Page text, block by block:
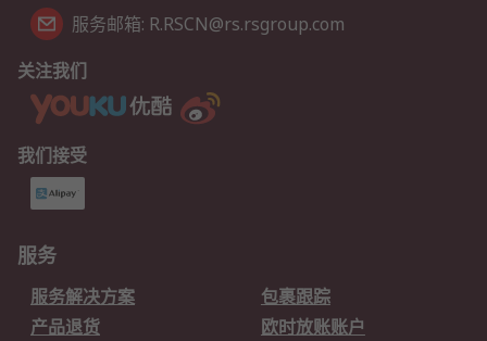
服务邮箱: R.RSCN@rs.rsgroup.com
关注我们
我们接受
服务
服务解决方案
包裹跟踪
产品退货
欧时放账账户